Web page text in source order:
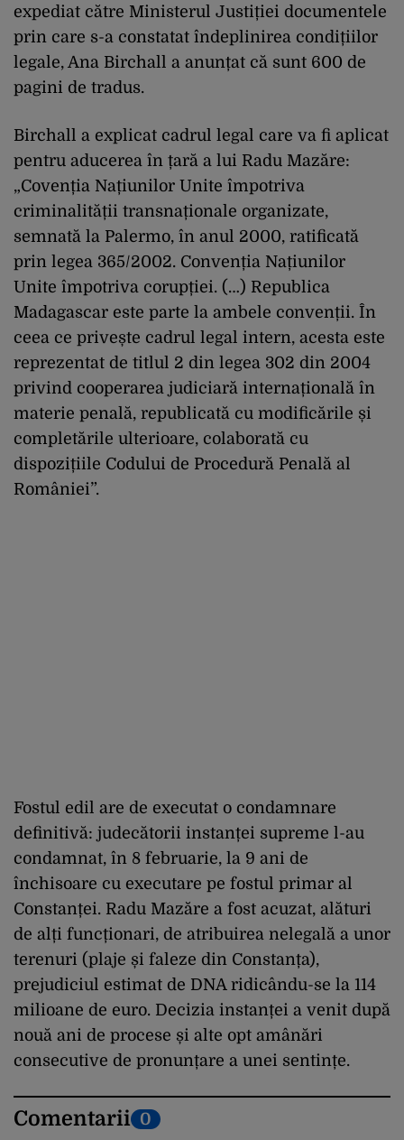
expediat către Ministerul Justiției documentele
prin care s-a constatat îndeplinirea condițiilor
legale, Ana Birchall a anunțat că sunt 600 de
pagini de tradus.
Birchall a explicat cadrul legal care va fi aplicat
pentru aducerea în țară a lui Radu Mazăre:
„Covenția Națiunilor Unite împotriva
criminalității transnaționale organizate,
semnată la Palermo, în anul 2000, ratificată
prin legea 365/2002. Convenția Națiunilor
Unite împotriva corupției. (…) Republica
Madagascar este parte la ambele convenții. În
ceea ce privește cadrul legal intern, acesta este
reprezentat de titlul 2 din legea 302 din 2004
privind cooperarea judiciară internațională în
materie penală, republicată cu modificările și
completările ulterioare, colaborată cu
dispozițiile Codului de Procedură Penală al
României”.
Fostul edil are de executat o condamnare
definitivă: judecătorii instanței supreme l-au
condamnat, în 8 februarie, la 9 ani de
închisoare cu executare pe fostul primar al
Constanței. Radu Mazăre a fost acuzat, alături
de alți funcționari, de atribuirea nelegală a unor
terenuri (plaje și faleze din Constanța),
prejudiciul estimat de DNA ridicându-se la 114
milioane de euro. Decizia instanței a venit după
nouă ani de procese și alte opt amânări
consecutive de pronunțare a unei sentințe.
Comentarii 0